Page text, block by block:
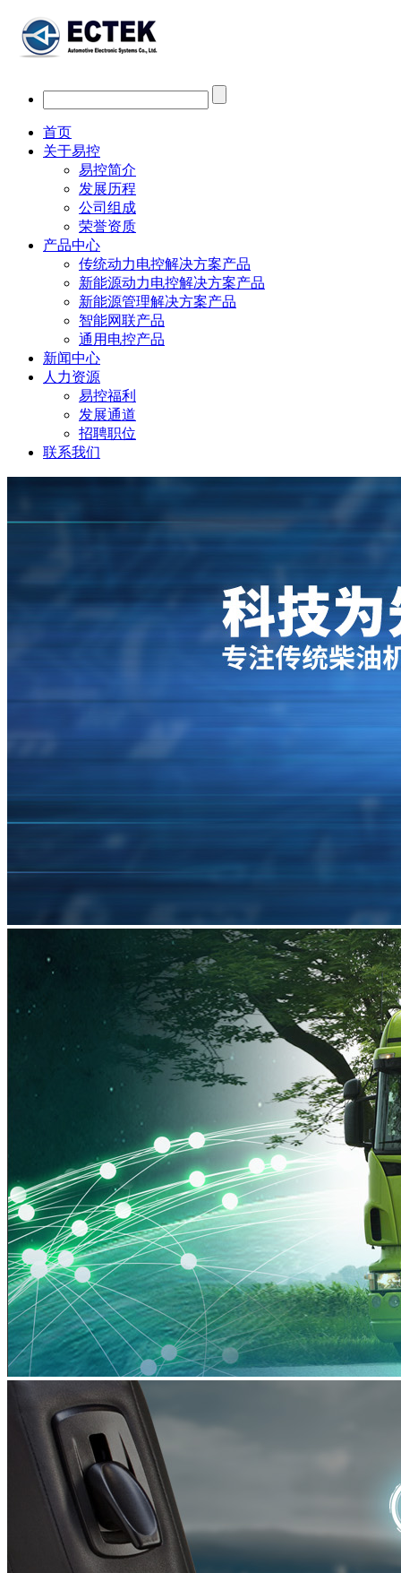
首页
关于易控
易控简介
发展历程
公司组成
荣誉资质
产品中心
传统动力电控解决方案产品
新能源动力电控解决方案产品
新能源管理解决方案产品
智能网联产品
通用电控产品
新闻中心
人力资源
易控福利
发展通道
招聘职位
联系我们